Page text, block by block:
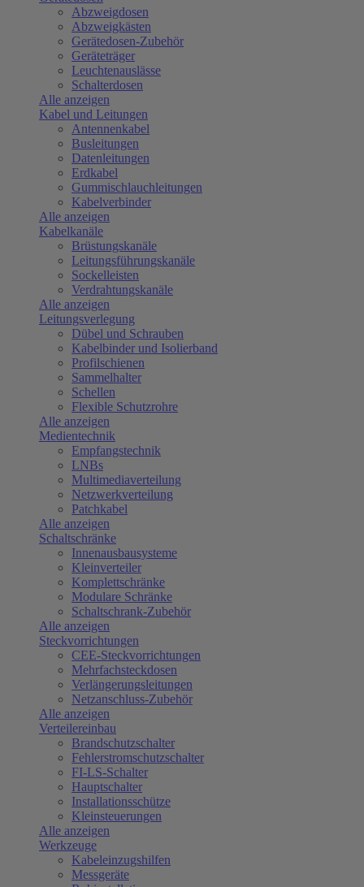
Abzweigdosen
Abzweigkästen
Gerätedosen-Zubehör
Geräteträger
Leuchtenauslässe
Schalterdosen
Alle anzeigen
Kabel und Leitungen
Antennenkabel
Busleitungen
Datenleitungen
Erdkabel
Gummischlauchleitungen
Kabelverbinder
Alle anzeigen
Kabelkanäle
Brüstungskanäle
Leitungsführungskanäle
Sockelleisten
Verdrahtungskanäle
Alle anzeigen
Leitungsverlegung
Dübel und Schrauben
Kabelbinder und Isolierband
Profilschienen
Sammelhalter
Schellen
Flexible Schutzrohre
Alle anzeigen
Medientechnik
Empfangstechnik
LNBs
Multimediaverteilung
Netzwerkverteilung
Patchkabel
Alle anzeigen
Schaltschränke
Innenausbausysteme
Kleinverteiler
Komplettschränke
Modulare Schränke
Schaltschrank-Zubehör
Alle anzeigen
Steckvorrichtungen
CEE-Steckvorrichtungen
Mehrfachsteckdosen
Verlängerungsleitungen
Netzanschluss-Zubehör
Alle anzeigen
Verteilereinbau
Brandschutzschalter
Fehlerstromschutzschalter
FI-LS-Schalter
Hauptschalter
Installationsschütze
Kleinsteuerungen
Alle anzeigen
Werkzeuge
Kabeleinzugshilfen
Messgeräte